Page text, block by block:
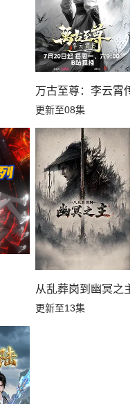
万古至尊：李云霄传
更新至08集
从乱葬岗到幽冥之主
更新至13集